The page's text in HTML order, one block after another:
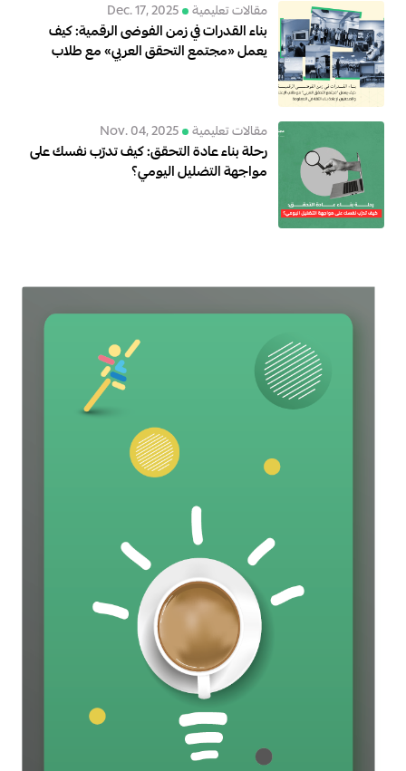
مقالات تعليمية Dec. 17, 2025
بناء القدرات في زمن الفوضى الرقمية: كيف
يعمل «مجتمع التحقق العربي» مع طلاب
مقالات تعليمية Nov. 04, 2025
رحلة بناء عادة التحقق: كيف تدرّب نفسك على
مواجهة التضليل اليومي؟